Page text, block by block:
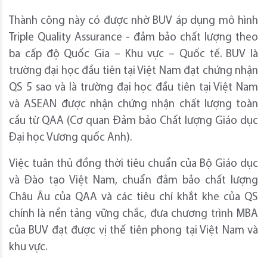
Thành công này có được nhờ BUV áp dụng mô hình
Triple Quality Assurance - đảm bảo chất lượng theo
ba cấp độ Quốc Gia – Khu vực – Quốc tế. BUV là
trường đại học đầu tiên tại Việt Nam đạt chứng nhận
QS 5 sao và là trường đại học đầu tiên tại Việt Nam
và ASEAN được nhận chứng nhận chất lượng toàn
cầu từ QAA (Cơ quan Đảm bảo Chất lượng Giáo dục
Đại học Vương quốc Anh).
Việc tuân thủ đồng thời tiêu chuẩn của Bộ Giáo dục
và Đào tạo Việt Nam, chuẩn đảm bảo chất lượng
Châu Âu của QAA và các tiêu chí khắt khe của QS
chính là nền tảng vững chắc, đưa chương trình MBA
của BUV đạt được vị thế tiên phong tại Việt Nam và
khu vực.